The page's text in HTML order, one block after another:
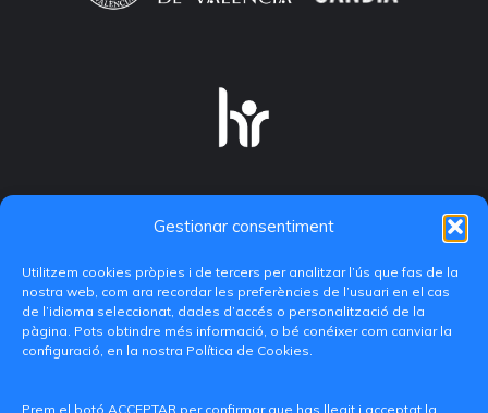
Gestionar consentiment
Utilitzem cookies pròpies i de tercers per analitzar l’ús que fas de la
nostra web, com ara recordar les preferències de l’usuari en el cas
de l’idioma seleccionat, dades d’accés o personalització de la
pàgina. Pots obtindre més informació, o bé conéixer com canviar la
configuració, en la nostra Política de Cookies.
Prem el botó ACCEPTAR per confirmar que has llegit i acceptat la
C/ Paranimf, 1 - 46730 Grau de Gandia